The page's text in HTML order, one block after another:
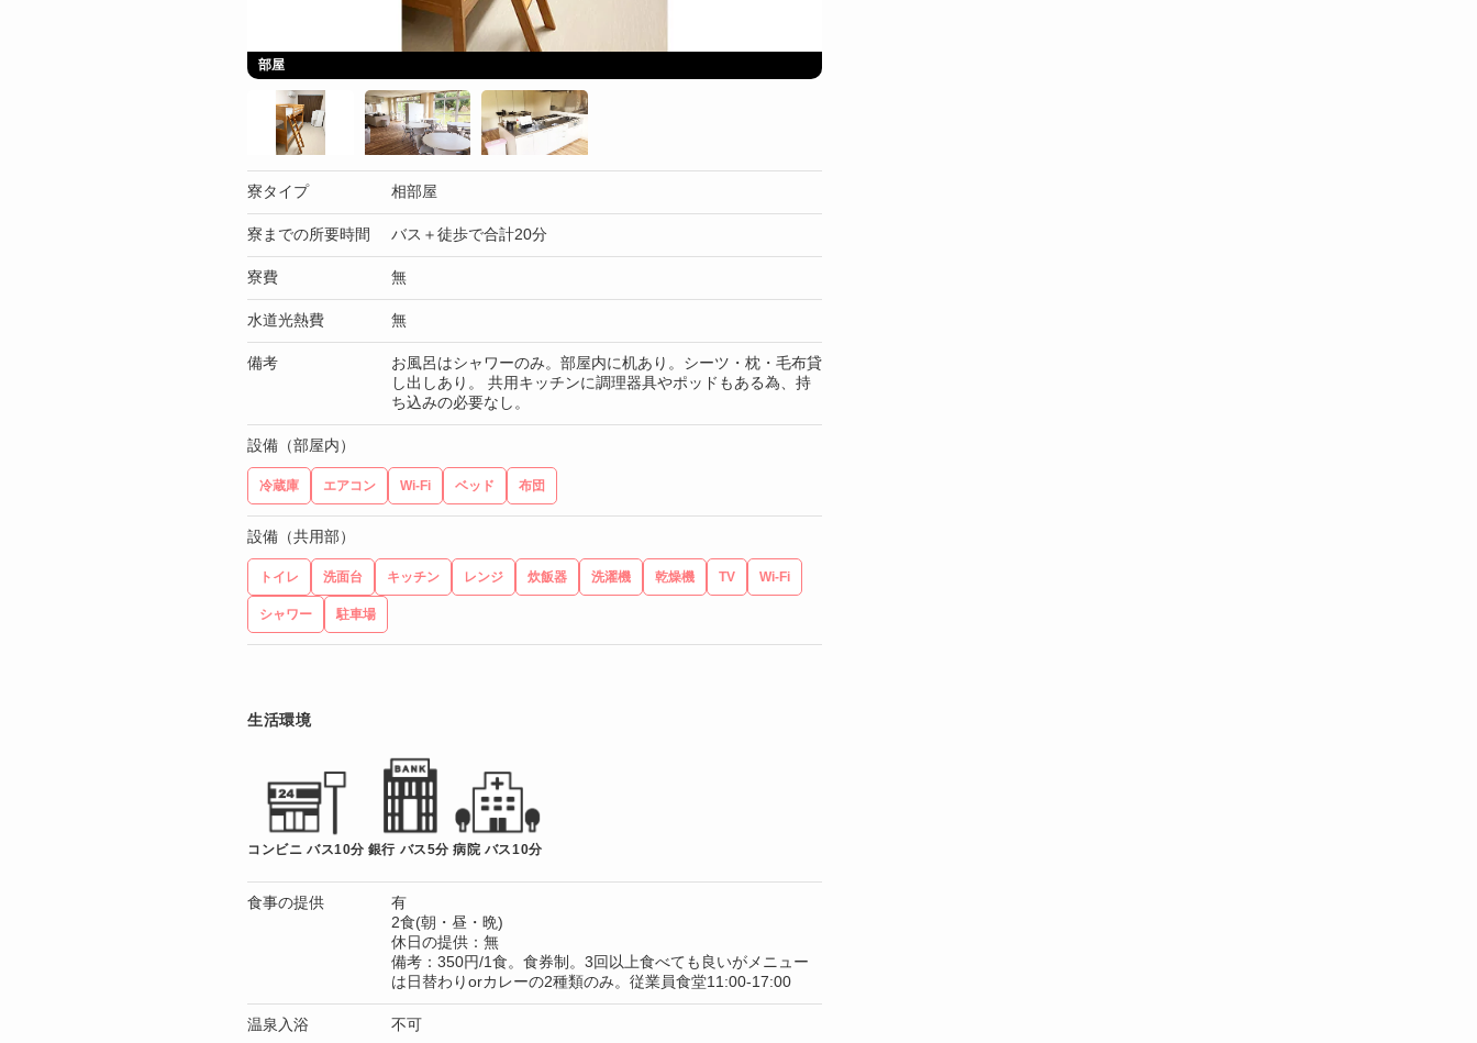
部屋
寮タイプ 相部屋
寮までの所要時間 バス＋徒歩で合計20分
寮費 無
水道光熱費 無
備考
お風呂はシャワーのみ。部屋内に机あり。シーツ・枕・毛布貸
し出しあり。 共用キッチンに調理器具やポッドもある為、持
ち込みの必要なし。
設備（部屋内）
冷蔵庫 エアコン Wi-Fi ベッド 布団
設備（共用部）
トイレ 洗面台 キッチン レンジ 炊飯器 洗濯機 乾燥機 TV Wi-Fi
シャワー 駐車場
生活環境
コンビニ バス10分 銀行 バス5分 病院 バス10分
食事の提供
有
2食(朝・昼・晩)
休日の提供：無
備考：350円/1食。食券制。3回以上食べても良いがメニュー
は日替わりorカレーの2種類のみ。従業員食堂11:00-17:00
温泉入浴 不可